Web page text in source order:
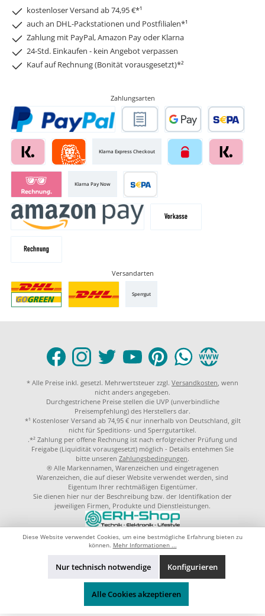
kostenloser Versand ab 74,95 €*¹
auch an DHL-Packstationen und Postfilialen*¹
Zahlung mit PayPal, Amazon Pay oder Klarna
24-Std. Einkaufen - kein Angebot verpassen
Kauf auf Rechnung (Bonität vorausgesetzt)*²
Zahlungsarten
Klarna Express Checkout
Klarna Pay Now
Versandarten
Sperrgut
* Alle Preise inkl. gesetzl. Mehrwertsteuer zzgl. Versandkosten, wenn
nicht anders angegeben.
Durchgestrichene Preise stellen die UVP (unverbindliche
Preisempfehlung) des Herstellers dar.
*¹ Kostenloser Versand ab 74,95 € nur innerhalb von Deutschland, gilt
nicht für Speditions- und Sperrgutartikel.
.*² Zahlung per offene Rechnung ist nach erfolgreicher Prüfung und
Freigabe (Liquidität vorausgesetzt) möglich - Details entehmen Sie
bitte unseren Zahlungsbedingungen.
® Alle Markennamen, Warenzeichen und eingetragenen
Warenzeichen, die auf dieser Website verwendet werden, sind
Eigentum Ihrer rechtmäßigen Eigentümer.
Sie dienen hier nur der Beschreibung bzw. der Identifikation der
jeweiligen Firmen, Produkte und Dienstleistungen.
Diese Website verwendet Cookies, um eine bestmögliche Erfahrung bieten zu
können. Mehr Informationen ...
Nur technisch notwendige Konfigurieren
Alle Cookies akzeptieren